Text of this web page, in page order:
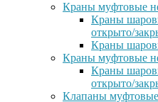
Краны муфтовые
Краны
открыто/
Краны
Краны муфтовые
Краны
открыто/
Клапаны